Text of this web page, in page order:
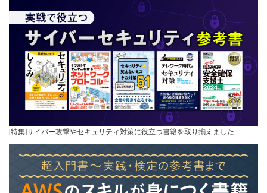
[特集]サイバー攻撃やセキュリティ対策に役立つ書籍を取り揃えました